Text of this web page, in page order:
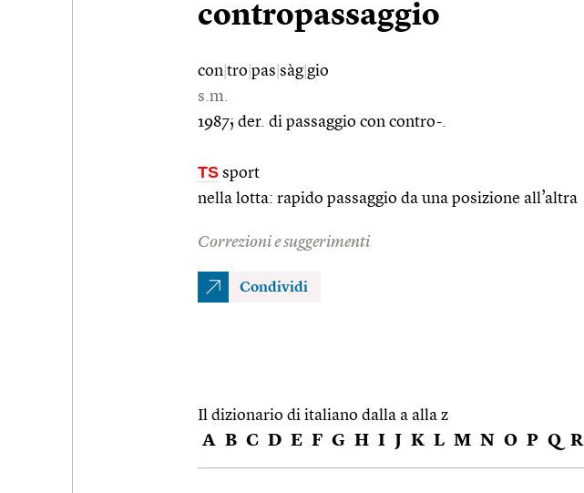
contropassaggio
con tro pas sàg gio
s.m.
1987; der. di passaggio con contro-.
TS sport
nella lotta: rapido passaggio da una posizione all’altra
Correzioni e suggerimenti
Condividi
Il dizionario di italiano dalla a alla z
A B C D E F G H I J K L M N O P Q R